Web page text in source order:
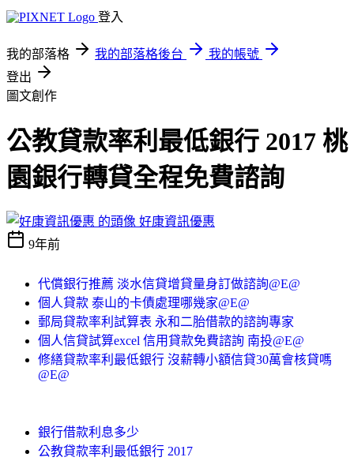
登入
我的部落格 我的部落格後台
我的帳號
登出
圖文創作
公教貸款率利最低銀行 2017 桃
園銀行轉貸全程免費諮詢
好康資訊優惠
9年前
代償銀行推薦 淡水信貸增貸量身訂做諮詢@E@
個人貸款 泰山的卡債處理哪幾家@E@
郵局貸款率利試算表 永和二胎借款的諮詢專家
個人信貸試算excel 信用貸款免費諮詢 南投@E@
修繕貸款率利最低銀行 沒薪轉小額信貸30萬會核貸嗎
@E@
銀行借款利息多少
公教貸款率利最低銀行 2017